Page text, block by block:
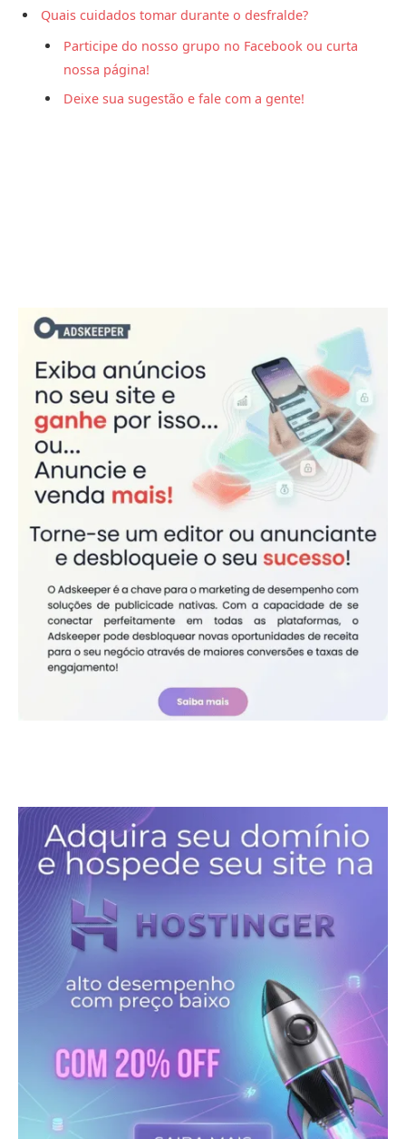
Quais cuidados tomar durante o desfralde?
Participe do nosso grupo no Facebook ou curta
nossa página!
Deixe sua sugestão e fale com a gente!